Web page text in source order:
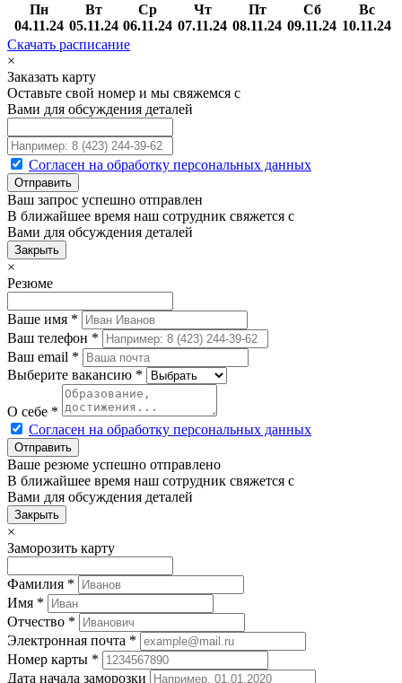
Пн
04.11.24
Вт
05.11.24
Ср
06.11.24
Чт
07.11.24
Пт
08.11.24
Сб
09.11.24
Вс
10.11.24
Скачать расписание
×
Заказать карту
Оставьте свой номер и мы свяжемся с
Вами для обсуждения деталей
Согласен на обработку персональных данных
Ваш запрос успешно отправлен
В ближайшее время наш сотрудник свяжется с
Вами для обсуждения деталей
Закрыть
×
Резюме
Ваше имя *
Ваш телефон *
Ваш email *
Выберите вакансию *
О себе *
Согласен на обработку персональных данных
Ваше резюме успешно отправлено
В ближайшее время наш сотрудник свяжется с
Вами для обсуждения деталей
Закрыть
×
Заморозить карту
Фамилия *
Имя *
Отчество *
Электронная почта *
Номер карты *
Дата начала заморозки